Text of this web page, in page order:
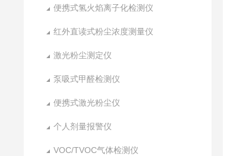
便携式氢火焰离子化检测仪
红外直读式粉尘浓度测量仪
激光粉尘测定仪
泵吸式甲醛检测仪
便携式激光粉尘仪
个人剂量报警仪
VOC/TVOC气体检测仪